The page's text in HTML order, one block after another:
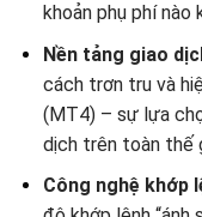
khoản phụ phí nào
Nền tảng giao
cách trơn tru và
(MT4) – sự lựa
dịch trên toàn thế
Công nghệ khớp